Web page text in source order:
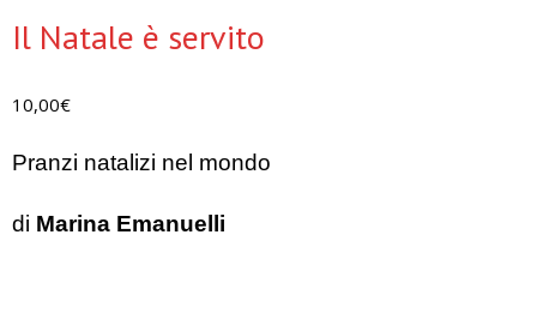
Il Natale è servito
10,00€
Pranzi natalizi nel mondo
di Marina Emanuelli